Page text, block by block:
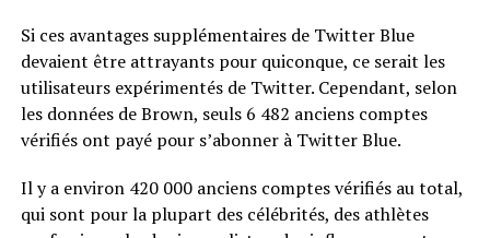
Si ces avantages supplémentaires de Twitter Blue
devaient être attrayants pour quiconque, ce serait les
utilisateurs expérimentés de Twitter. Cependant, selon
les données de Brown, seuls 6 482 anciens comptes
vérifiés ont payé pour s’abonner à Twitter Blue.
Il y a environ 420 000 anciens comptes vérifiés au total,
qui sont pour la plupart des célébrités, des athlètes